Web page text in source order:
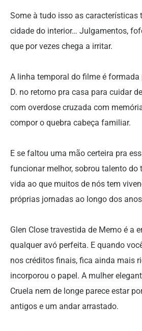
Some à tudo isso as características
cidade do interior… Julgamentos,
que por vezes chega a irritar.
A linha temporal do filme é formada
D. no retorno pra casa para cuidar
com overdose cruzada com
compor o quebra cabeça familiar.
E se faltou uma mão certeira pra
funcionar melhor, sobrou talento do
vida ao que muitos de nós tem
próprias jornadas ao longo dos
Glen Close travestida de Memo é a
qualquer avó perfeita. E quando
nos créditos finais, fica ainda mais
incorporou o papel. A mulher
Cruela nem de longe parece estar
antigos e um andar arrastado.